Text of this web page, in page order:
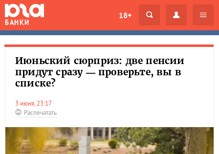
БАНКИ
18+
Июньский сюрприз: две пенсии
придут сразу — проверьте, вы в
списке?
3 июня, 23:17
Распечатать